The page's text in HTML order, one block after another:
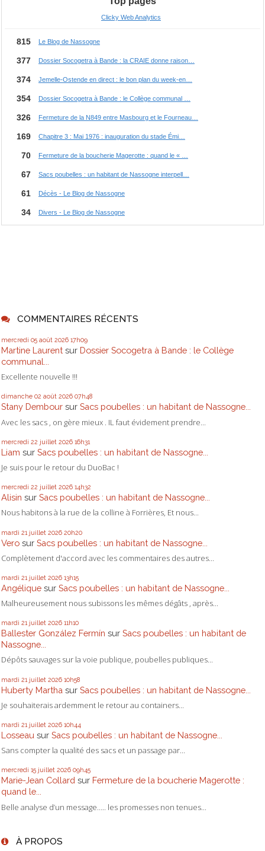
COMMENTAIRES RÉCENTS
mercredi 05 août 2026 17h09
Martine Laurent sur Dossier Socogetra à Bande : le Collège
communal...
Excellente nouvelle !!!
dimanche 02 août 2026 07h48
Stany Dembour sur Sacs poubelles : un habitant de Nassogne...
Avec les sacs , on gère mieux . IL faut évidement prendre...
mercredi 22 juillet 2026 16h31
Liam sur Sacs poubelles : un habitant de Nassogne...
Je suis pour le retour du DuoBac !
mercredi 22 juillet 2026 14h32
Alisin sur Sacs poubelles : un habitant de Nassogne...
Nous habitons à la rue de la colline à Forrières, Et nous...
mardi 21 juillet 2026 20h20
Vero sur Sacs poubelles : un habitant de Nassogne...
Complètement d'accord avec les commentaires des autres...
mardi 21 juillet 2026 13h15
Angélique sur Sacs poubelles : un habitant de Nassogne...
Malheureusement nous subissons les mêmes dégâts , après...
mardi 21 juillet 2026 11h10
Ballester González Fermín sur Sacs poubelles : un habitant de
Nassogne...
Dépôts sauvages sur la voie publique, poubelles publiques...
mardi 21 juillet 2026 10h58
Huberty Martha sur Sacs poubelles : un habitant de Nassogne...
Je souhaiterais ardemment le retour au containers...
mardi 21 juillet 2026 10h44
Losseau sur Sacs poubelles : un habitant de Nassogne...
Sans compter la qualité des sacs et un passage par...
mercredi 15 juillet 2026 09h45
Marie-Jean Collard sur Fermeture de la boucherie Magerotte :
quand le...
Belle analyse d’un message….. les promesses non tenues...
À PROPOS